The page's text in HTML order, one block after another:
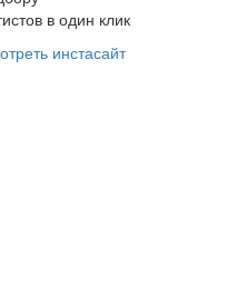
в один клик
инстасайт